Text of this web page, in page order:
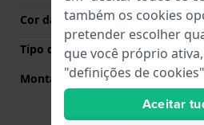
Cor da fivela
Tipo de montagem
Montagem Reta
Não
também os cookies
pretender escolher
que você próprio
"definições de
Aceitar